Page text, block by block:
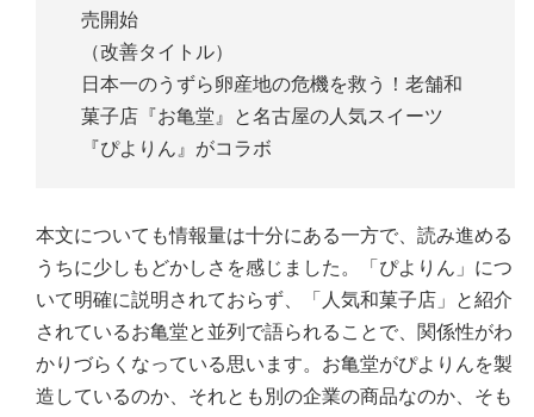
売開始
（改善タイトル）
日本一のうずら卵産地の危機を救う！老舗和
菓子店『お亀堂』と名古屋の人気スイーツ
『ぴよりん』がコラボ
本文についても情報量は十分にある一方で、読み進める
うちに少しもどかしさを感じました。「ぴよりん」につ
いて明確に説明されておらず、「人気和菓子店」と紹介
されているお亀堂と並列で語られることで、関係性がわ
かりづらくなっている思います。お亀堂がぴよりんを製
造しているのか、それとも別の企業の商品なのか、そも